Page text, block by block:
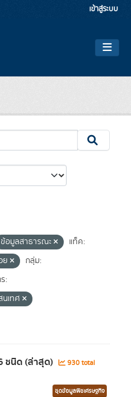
เข้าสู่ระบบ
ข้อมูลสาธารณะ
แท็ค:
ย
กลุ่ม:
:
เทศ
ชนิด (ล่าสุด)
930 total
ชุดข้อมูลพืชเศรษฐกิจ